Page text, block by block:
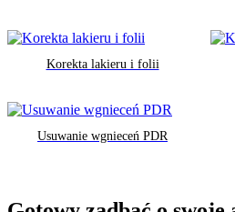
Korekta lakieru i folii
Usuwanie wgnieceń PDR